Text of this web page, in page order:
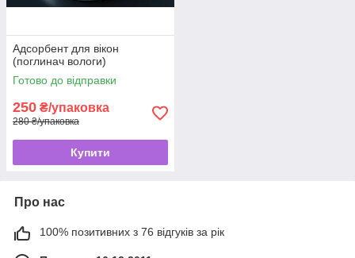
Адсорбент для вікон
(поглинач вологи)
Готово до відправки
250 ₴/упаковка
280 ₴/упаковка
Купити
Про нас
100% позитивних з 76 відгуків за рік